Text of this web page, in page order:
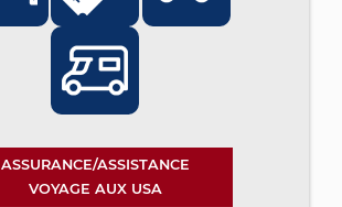
ASSURANCE/ASSISTANCE
VOYAGE AUX USA